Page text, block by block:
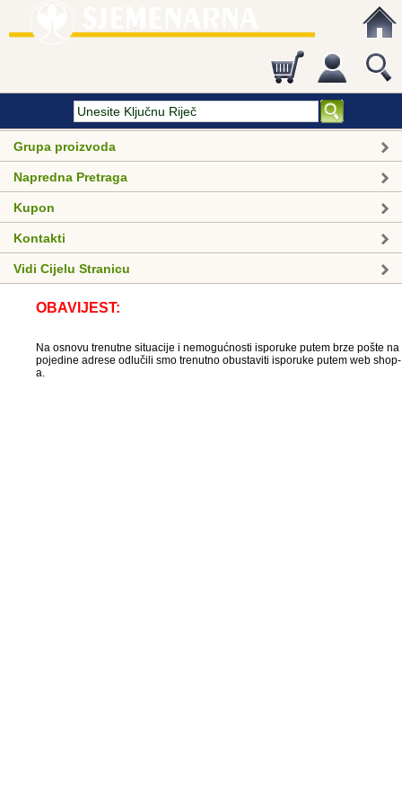
Grupa proizvoda
Napredna Pretraga
Kupon
Kontakti
Vidi Cijelu Stranicu
OBAVIJEST:
Na osnovu trenutne situacije i nemogućnosti isporuke putem brze pošte na
pojedine adrese odlučili smo trenutno obustaviti isporuke putem web shop-
a.